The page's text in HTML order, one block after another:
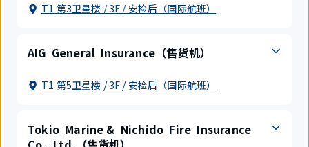
T1 第3卫星楼 / 3F / 安检后（国际航班）
AIG General Insurance（售货机）
T1 第5卫星楼 / 3F / 安检后（国际航班）
Tokio Marine & Nichido Fire Insurance